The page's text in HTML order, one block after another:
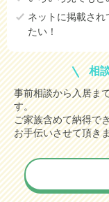
ネットに掲載さ
たい！
相
事前相談から入居ま
す。
ご家族含めて納得で
お手伝いさせて頂き